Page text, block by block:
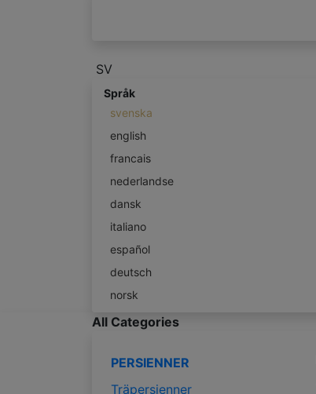
SV
Språk
svenska
english
francais
nederlandse
dansk
italiano
español
deutsch
norsk
All Categories
PERSIENNER
Träpersienner